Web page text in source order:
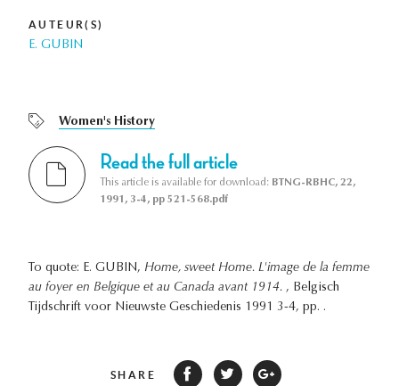
AUTEUR(S)
E. GUBIN
Women's History
Read the full article
This article is available for download: BTNG-RBHC, 22,
1991, 3-4, pp 521-568.pdf
To quote: E. GUBIN, Home, sweet Home. L'image de la femme
au foyer en Belgique et au Canada avant 1914. , Belgisch
Tijdschrift voor Nieuwste Geschiedenis 1991 3-4, pp. .
SHARE